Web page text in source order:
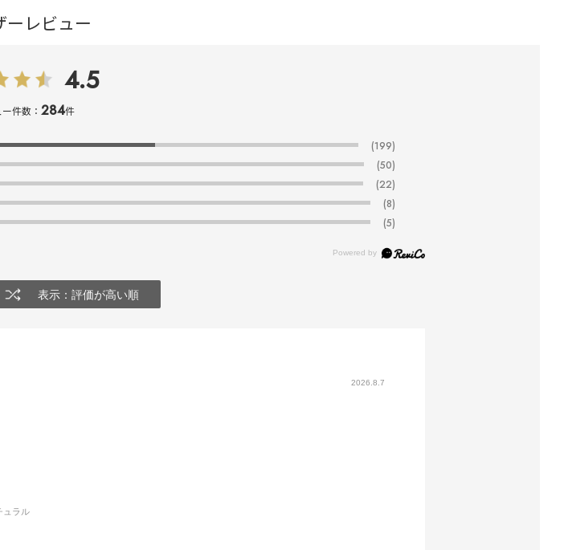
ーレビュー
4.5
件数： 284件
(199)
(50)
(22)
(8)
(5)
表示：評価が高い順
2026.8.7
ュラル